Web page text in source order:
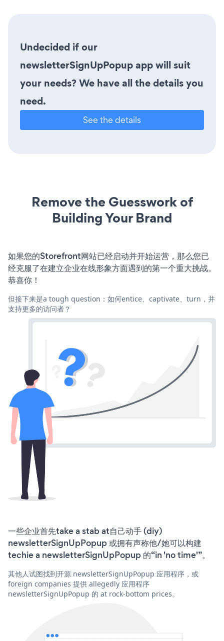
Undecided if our
newsletterSignUpPopup app will suit
your needs? We have all the details you
need.
See the details
Remove the Guesswork of
Building Your Brand
如果您的Storefront网站已经启动并开始运营，那么您已
经克服了在建立企业在线形象方面遇到的第一个重大挑战。
恭喜你！
但接下来是a tough question：如何entice、captivate、turn，并
支持更多的访问者？
一些企业首先take a stab at自己动手 (diy)
newsletterSignUpPopup 或拥有声称他/她可以构建
techie a newsletterSignUpPopup 的“in 'no time'”。
其他人试图找到开源 newsletterSignUpPopup 应用程序，或
foreign companies 提供 allegedly 应用程序
newsletterSignUpPopup 的 at rock-bottom prices。